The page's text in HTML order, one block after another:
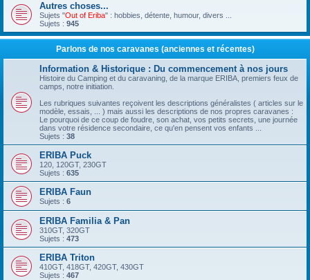
Autres choses...
Sujets "Out of Eriba" : hobbies, détente, humour, divers ...
Sujets : 945
Parlons de nos caravanes (anciennes et récentes)
Information & Historique : Du commencement à nos jours
Histoire du Camping et du caravaning, de la marque ERIBA, premiers feux de
camps, notre initiation.
Les rubriques suivantes reçoivent les descriptions généralistes ( articles sur le
modèle, essais, ... ) mais aussi les descriptions de nos propres caravanes :
Le pourquoi de ce coup de foudre, son achat, vos petits secrets, une journée
dans votre résidence secondaire, ce qu'en pensent vos enfants ...
Sujets : 38
ERIBA Puck
120, 120GT, 230GT
Sujets : 635
ERIBA Faun
Sujets : 6
ERIBA Familia & Pan
310GT, 320GT
Sujets : 473
ERIBA Triton
410GT, 418GT, 420GT, 430GT
Sujets : 467